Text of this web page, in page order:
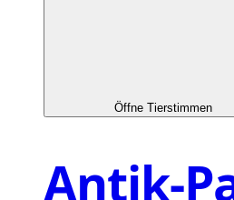
Öffne Tierstimmen
Antik-